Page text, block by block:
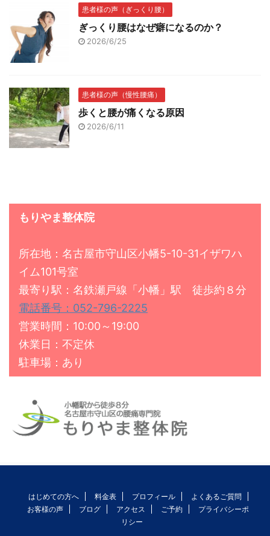
患者様の声（ぎっくり腰）
ぎっくり腰はなぜ癖になるのか？
2026/6/25
患者様の声（慢性腰痛）
歩くと腰が痛くなる原因
2026/6/11
もりやま整体院
所在地：名古屋市守山区小幡5-10-31イザワハ
イム101号室
最寄り駅：名鉄瀬戸線「小幡」駅 徒歩約８分
電話番号：052-796-2225
営業時間：10:00～19:00
休業日：不定休
駐車場：あり
はじめての方へ 料金表 プロフィール
よくあるご質問
お客様の声
ブログ アクセス ご予約
プライバシーポ
リシー